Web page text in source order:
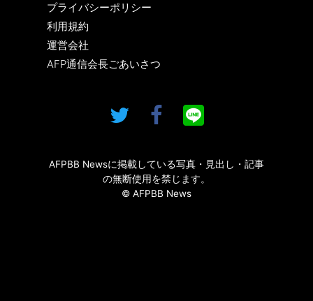
プライバシーポリシー
利用規約
運営会社
AFP通信会長ごあいさつ
AFPBB Newsに掲載している写真・見出し・記事
の無断使用を禁じます。
© AFPBB News